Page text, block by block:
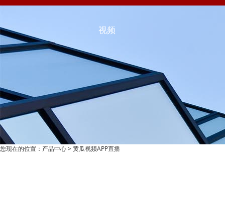
视频
公司简介
您现在的位置： 产品中心>黄瓜视频APP直播